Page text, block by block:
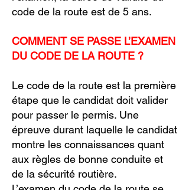
code de la route est de 5 ans.
COMMENT SE PASSE L’EXAMEN
DU CODE DE LA ROUTE ?
Le code de la route est la première
étape que le candidat doit valider
pour passer le permis. Une
épreuve durant laquelle le candidat
montre les connaissances quant
aux règles de bonne conduite et
de la sécurité routière.